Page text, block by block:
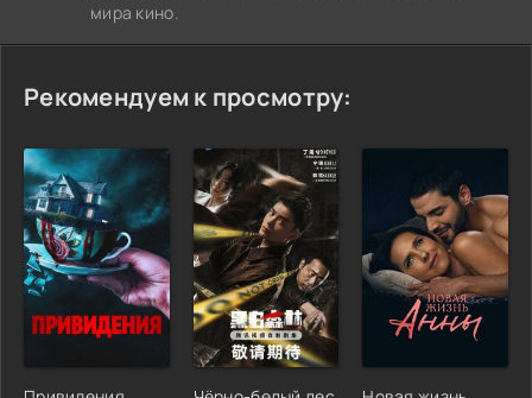
мира кино.
Рекомендуем к просмотру: